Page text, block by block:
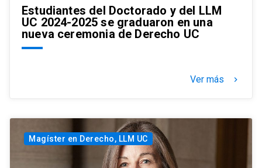
Estudiantes del Doctorado y del LLM
UC 2024-2025 se graduaron en una
nueva ceremonia de Derecho UC
Ver más keyboard_arrow_right
Magíster en Derecho, LLM UC